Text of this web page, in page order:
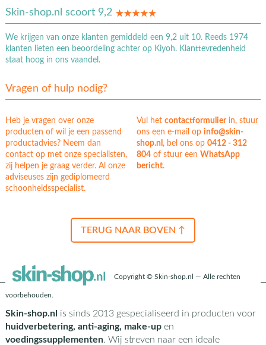
Skin-shop.nl scoort 9,2
We krijgen van onze klanten gemiddeld een 9,2 uit 10. Reeds 1974
klanten lieten een beoordeling achter op Kiyoh. Klanttevredenheid
staat hoog in ons vaandel.
Vragen of hulp nodig?
Heb je vragen over onze
producten of wil je een passend
productadvies? Neem dan
contact op met onze specialisten,
zij helpen je graag verder. Al onze
adviseuses zijn gediplomeerd
schoonheidsspecialist.
Vul hetcontactformulierin, stuur
ons een e-mail op info@skin-
shop.nl, bel ons op0412 - 312
804 of stuur eenWhatsApp
bericht.
TERUG NAAR BOVEN ↑
Copyright © Skin-shop.nl — Alle rechten
voorbehouden.
Skin-shop.nl is sinds 2013 gespecialiseerd in producten voor
huidverbetering, anti-aging, make-upen
voedingssupplementen. Wij streven naar een ideale